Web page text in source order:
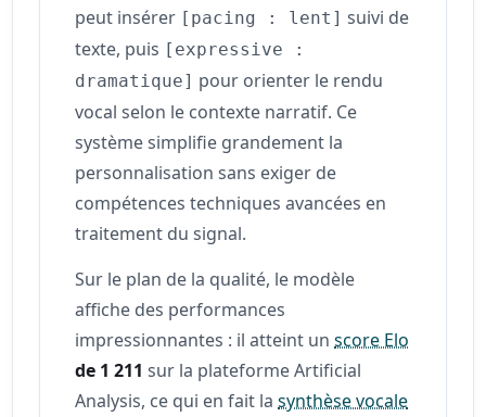
peut insérer [pacing : lent] suivi de
texte, puis [expressive :
dramatique] pour orienter le rendu
vocal selon le contexte narratif. Ce
système simplifie grandement la
personnalisation sans exiger de
compétences techniques avancées en
traitement du signal.
Sur le plan de la qualité, le modèle
affiche des performances
impressionnantes : il atteint unscore Elo
de 1 211 sur la plateforme Artificial
Analysis, ce qui en fait lasynthèse vocale